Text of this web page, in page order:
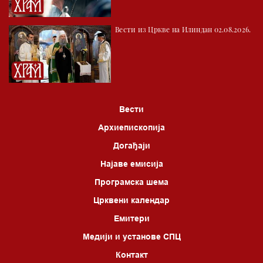
04.00 Врлинослов
05.00 Питања и одговори
06.00 Црквена предавања и трибине
Вести из Цркве на Илиндан 02.08.2026.
Вести
Архиепископија
Догађаји
Најаве емисија
Програмска шема
Црквени календар
Емитери
Медији и установе СПЦ
Контакт